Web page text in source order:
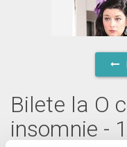
Bilete la O
insomnie -